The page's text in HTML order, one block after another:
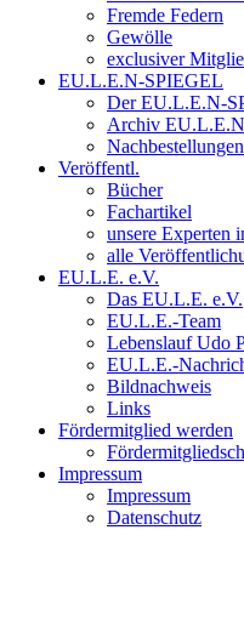
Fremde Federn
Gewölle
exclusiver
EU.L.E.N-SPIEGEL
Der EU.L.E.N-
Archiv
Nachbestellungen
Veröffentl.
Bücher
Fachartikel
unsere Experten
alle
EU.L.E. e.V.
Das EU.L.E. e.V.
EU.L.E.-Team
Lebenslauf Udo
EU.L.E.-
Bildnachweis
Links
Fördermitglied werden
Impressum
Impressum
Datenschutz